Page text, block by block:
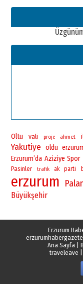
gönül
bir
02
Oltu vali proje ahmet
Yakutiye oldu
Erzurum’da Aziziye Spor
Pasinler trafik ak parti
erzurum
Büyükşehir
Erzurum
Ana Sayfa|
traveleave